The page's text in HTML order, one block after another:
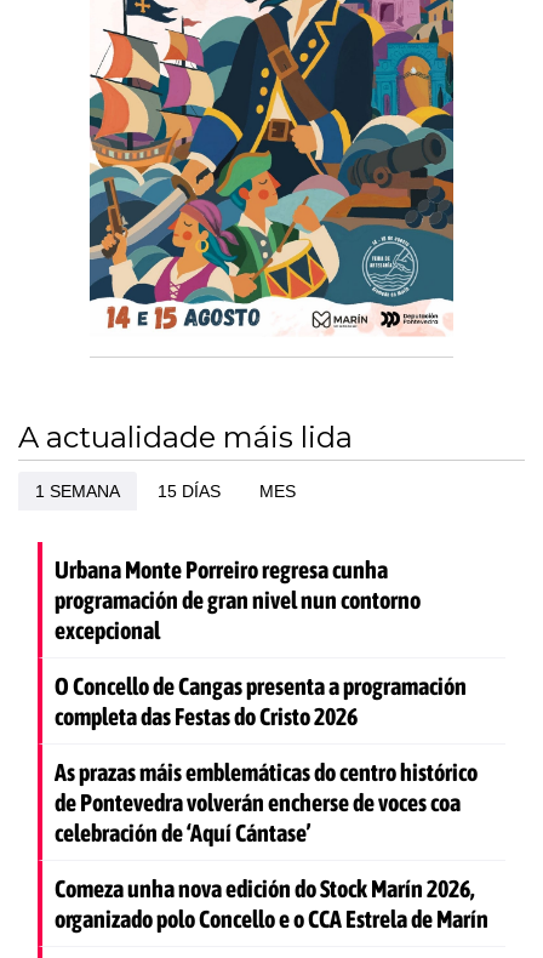
A actualidade máis lida
1 SEMANA 15 DÍAS MES
Urbana Monte Porreiro regresa cunha
programación de gran nivel nun contorno
excepcional
O Concello de Cangas presenta a programación
completa das Festas do Cristo 2026
As prazas máis emblemáticas do centro histórico
de Pontevedra volverán encherse de voces coa
celebración de ‘Aquí Cántase’
Comeza unha nova edición do Stock Marín 2026,
organizado polo Concello e o CCA Estrela de Marín